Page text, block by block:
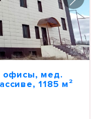
офисы, мед.
1185 м²